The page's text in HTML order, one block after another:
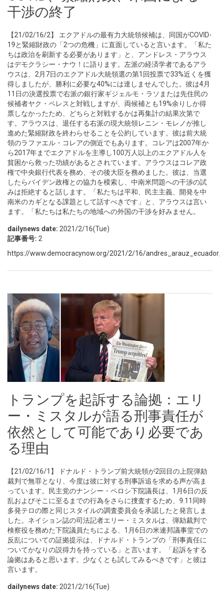
干渉の終了
【21/02/16/2】 エクアドルの最有力大統領候補は、同国がCOVID-
19と緊縮財政の「2つの危機」に直面していると言います。「私た
ちは政治を刷新する必要があります」と、アンドレス・アラウス
はデモクラシー・ナウ！に語ります。左派の経済学者であるアラ
ウスは、2月7日のエクアドル大統領選の第1回投票で33%近くを獲
得しましたが、勝利に必要な40%には達しませんでした。彼は4月
11日の決選投票で右派の銀行家ギジェルモ・ラソまたは先住民の
候補者ヤク・ペレスと対戦しますが、両候補とも19%余りしか得
票しなかったため、どちらと対戦するかは再集計の結果次第で
す。アラウスは、退任する右派の現大統領レニン・モレノが推し
進めた緊縮財政を終わらせることを公約しています。彼は前大統
領のラファエル・コレアの側近でもあります。コレアは2007年か
ら2017年までエクアドルを主導し100万人以上のエクアドル人を
貧困から救った功績があるとされています。アラウスはコレア政
権で中央銀行代表を務め、その後大臣を務めました。彼は、当選
したらバイデン政権との協力を模索し、中南米問題への干渉の試
みは拒絶すると話します。「私たちは平和、民主主義、開発を中
南米のカギとなる課題として話すべきです」と、アラウスは言い
ます。「私たちは私たちの地域への外国の干渉を好みません。
dailynews date: 2021/2/16(Tue)
記事番号: 2
https://www.democracynow.org/2021/2/16/
トランプを起訴する論拠：エリ
ー・ミスタルが語る刑事責任が
依然として可能であり必要であ
る理由
【21/02/16/1】 ドナルド・トランプ前大統領が2回目の上院弾劾
裁判で無罪となり、今度は彼に対する刑事訴追を求める声が高ま
っています。民主党のナンシー・ペロシ下院議長は、1月6日の反
乱およびそこに至るまでの行為をさらに捜査するため、9.11同時
多発テロの際と同じスタイルの調査委員会を承認したと発言しま
した。ネイション誌の司法記者エリー・ミスタルは、弾劾裁判で
検察役を務めた下院議員たちによる、1月6日の米連邦議事堂での
反乱についての証拠提示は、ドナルド・トランプの「刑事責任に
ついてかなりの説得力を持っている」と言います。「起訴をする
論拠はあると思います。少なくとも試してみるべきです」と彼は
言います。
dailynews date: 2021/2/16(Tue)